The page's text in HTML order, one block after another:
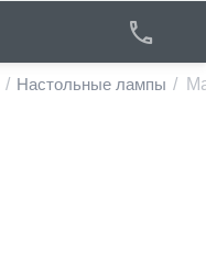
/ Настольные лампы /